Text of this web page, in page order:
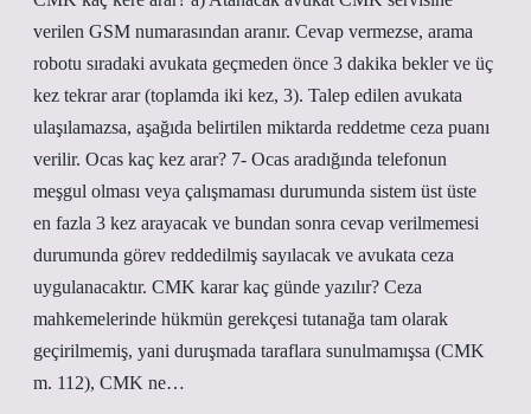
verilen GSM numarasından aranır. Cevap vermezse, arama
robotu sıradaki avukata geçmeden önce 3 dakika bekler ve üç
kez tekrar arar (toplamda iki kez, 3). Talep edilen avukata
ulaşılamazsa, aşağıda belirtilen miktarda reddetme ceza puanı
verilir. Ocas kaç kez arar? 7- Ocas aradığında telefonun
meşgul olması veya çalışmaması durumunda sistem üst üste
en fazla 3 kez arayacak ve bundan sonra cevap verilmemesi
durumunda görev reddedilmiş sayılacak ve avukata ceza
uygulanacaktır. CMK karar kaç günde yazılır? Ceza
mahkemelerinde hükmün gerekçesi tutanağa tam olarak
geçirilmemiş, yani duruşmada taraflara sunulmamışsa (CMK
m. 112), CMK ne…